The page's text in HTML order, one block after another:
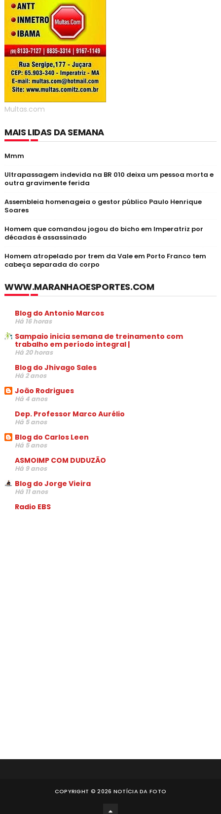
Multas.com
MAIS LIDAS DA SEMANA
Mmm
Ultrapassagem indevida na BR 010 deixa um pessoa morta e
outra gravimente ferida
Assembleia homenageia o gestor público Paulo Henrique
Soares
Homem que comandou jogou do bicho em Imperatriz por
décadas é assassinado
Homem atropelado por trem da Vale em Porto Franco tem
cabeça separada do corpo
WWW.MARANHAOESPORTES.COM
Blog do Antonio Marcos
Há 16 horas
Sampaio inicia semana de treinamento com
trabalho em período integral |
Há 20 horas
Blog do Jhivago Sales
Há 2 anos
João Rodrigues
Há 4 anos
Dep. Professor Marco Aurélio
Há 5 anos
Blog do Carlos Leen
Há 5 anos
ASMOIMP COM DUDUZÃO
Há 9 anos
Blog do Jorge Vieira
Há 11 anos
Radio EBS
COPYRIGHT ©2026 NOTÍCIA DA FOTO